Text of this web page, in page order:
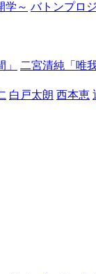
学～ バトンプロ
二宮清純「唯
白戸太朗 西本恵